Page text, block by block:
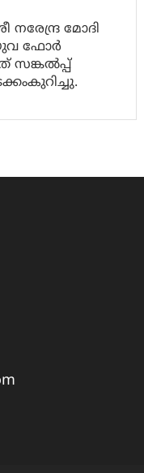
നരേന്ദ്ര മോദി
ഫോർ
സങ്കൽപ്പ്